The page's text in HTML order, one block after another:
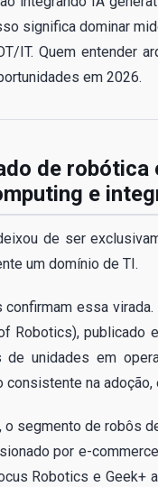
significa dominar
IT. Quem entender
em 2026.
de
e
de ser
um domínio de TI.
confirmam essa
Robotics), publicado
de unidades em
consistente na
o segmento de robôs
por e-
Robotics e Geek+